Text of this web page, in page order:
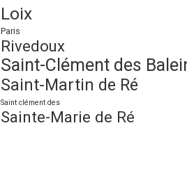
Loix
Paris
Rivedoux
Saint-Clément des
Saint-Martin de Ré
Saint clément des
Sainte-Marie de Ré